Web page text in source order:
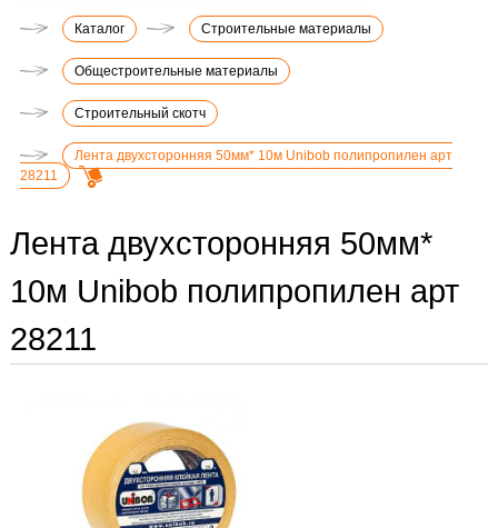
Каталог Строительные материалы
Общестроительные материалы
Строительный скотч
Лента двухсторонняя 50мм* 10м Unibob полипропилен арт
28211
Лента двухсторонняя 50мм*
10м Unibob полипропилен арт
28211